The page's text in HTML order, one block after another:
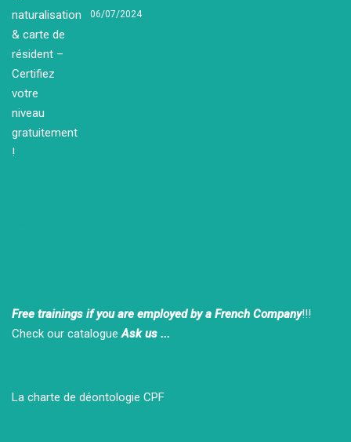
06/07/2024
Free trainings if you are employed by a French Company!!!
Check our catalogueAsk us ...
La charte de déontologie CPF